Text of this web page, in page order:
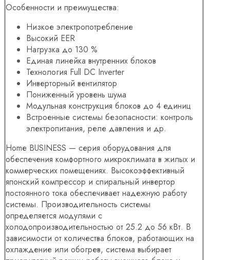
Особенности и преимущества:
Низкое электропотребление
Высокий EER
Нагрузка до 130 %
Единая линейка внутренних блоков
Технология Full DC Inverter
Инверторный вентилятор
Пониженный уровень шума
Модульная конструкция блоков до 4 единиц
Встроенные системы безопасности: контроль
электропитания, реле давления и др.
Homе BUSINESS — серия оборудования для
обеспечения комфортного микроклимата в жилых и
коммерческих помещениях. Высокоэффективный
японский компрессор и спиральный инвертор
постоянного тока обеспечивает надежную работу
системы. Производительность системы
определяется модулями с
холодопроизводительностью от 25.2 до 56 кВт. В
зависимости от количества блоков, работающих на
охлаждение или обогрев, система выбирает